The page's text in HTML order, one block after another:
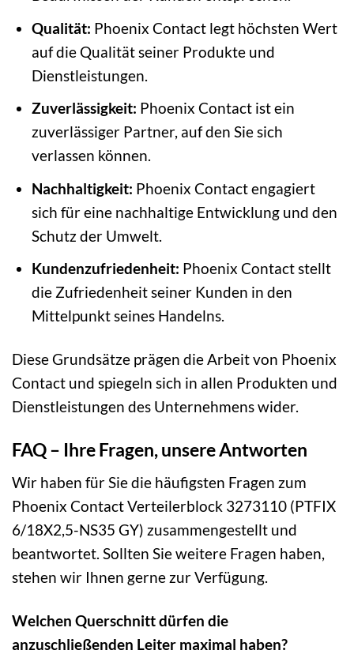
Qualität: Phoenix Contact legt höchsten Wert
auf die Qualität seiner Produkte und
Dienstleistungen.
Zuverlässigkeit: Phoenix Contact ist ein
zuverlässiger Partner, auf den Sie sich
verlassen können.
Nachhaltigkeit: Phoenix Contact engagiert
sich für eine nachhaltige Entwicklung und den
Schutz der Umwelt.
Kundenzufriedenheit: Phoenix Contact stellt
die Zufriedenheit seiner Kunden in den
Mittelpunkt seines Handelns.
Diese Grundsätze prägen die Arbeit von Phoenix
Contact und spiegeln sich in allen Produkten und
Dienstleistungen des Unternehmens wider.
FAQ – Ihre Fragen, unsere Antworten
Wir haben für Sie die häufigsten Fragen zum
Phoenix Contact Verteilerblock 3273110 (PTFIX
6/18X2,5-NS35 GY) zusammengestellt und
beantwortet. Sollten Sie weitere Fragen haben,
stehen wir Ihnen gerne zur Verfügung.
Welchen Querschnitt dürfen die
anzuschließenden Leiter maximal haben?